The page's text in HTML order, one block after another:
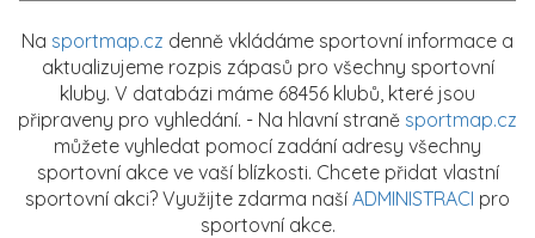
Na sportmap.cz denně vkládáme sportovní informace a
aktualizujeme rozpis zápasů pro všechny sportovní
kluby. V databázi máme 68456 klubů, které jsou
připraveny pro vyhledání. - Na hlavní straně sportmap.cz
můžete vyhledat pomocí zadání adresy všechny
sportovní akce ve vaší blízkosti. Chcete přidat vlastní
sportovní akci? Využijte zdarma naší ADMINISTRACI pro
sportovní akce.